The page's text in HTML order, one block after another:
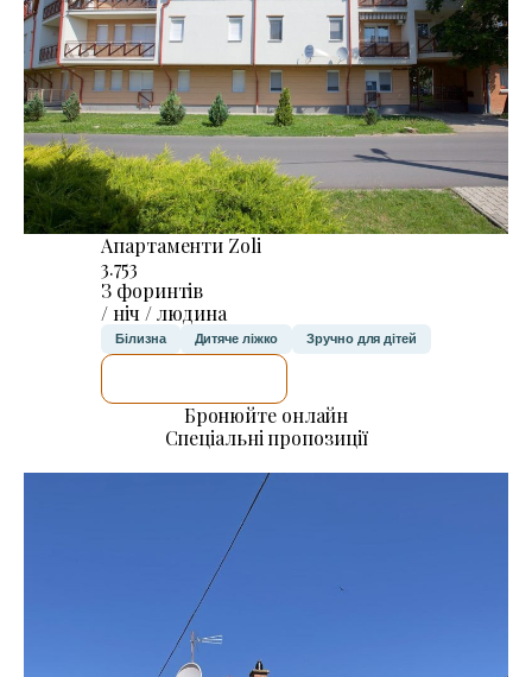
Апартаменти Zoli
3.753
З форинтів
/ ніч / людина
Білизна Дитяче ліжко Зручно для дітей
Бронюйте онлайн
Спеціальні пропозиції